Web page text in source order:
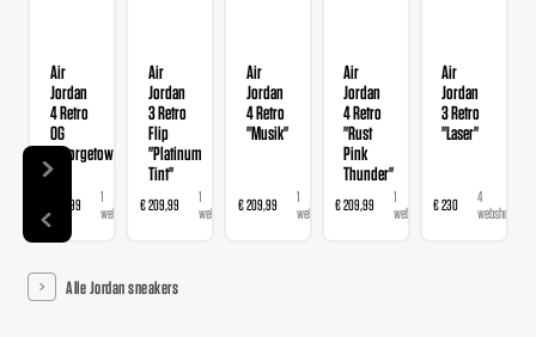
Air
Jordan
4 Retro
OG
"Georgetown"
€ 209,99
1
webshop
Air
Jordan
3 Retro
Flip
"Platinum
Tint"
€ 209,99
1
webshop
Air
Jordan
4 Retro
"Musik"
€ 209,99
1
webshop
Air
Jordan
4 Retro
"Rust
Pink
Thunder"
€ 209,99
1
webshop
Air
Jordan
3 Retro
"Laser"
€ 230
4
webshops
Alle Jordan sneakers